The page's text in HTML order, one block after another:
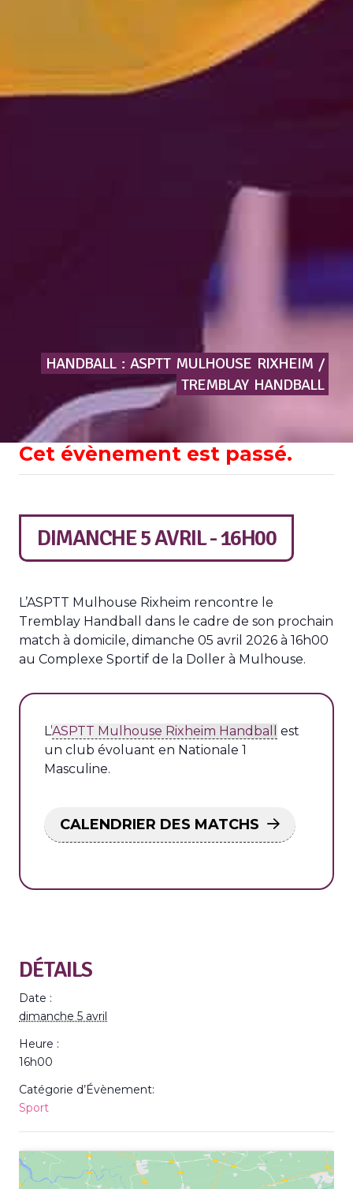
HANDBALL : ASPTT MULHOUSE RIXHEIM /
TREMBLAY HANDBALL
Cet évènement est passé.
DIMANCHE 5 AVRIL - 16H00
L’ASPTT Mulhouse Rixheim rencontre le
Tremblay Handball dans le cadre de son prochain
match à domicile, dimanche 05 avril 2026 à 16h00
au Complexe Sportif de la Doller à Mulhouse.
L’ASPTT Mulhouse Rixheim Handball
est
un club évoluant en Nationale 1
Masculine.
CALENDRIER DES MATCHS
DÉTAILS
Date :
dimanche 5 avril
Heure :
16h00
Catégorie d’Évènement:
Sport